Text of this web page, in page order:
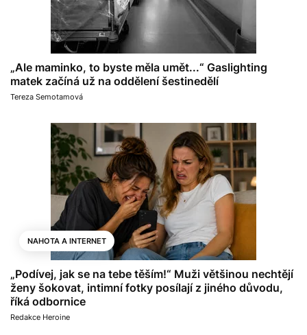
„Ale maminko, to byste měla umět...“ Gaslighting
matek začíná už na oddělení šestinedělí
Tereza Semotamová
NAHOTA A INTERNET
„Podívej, jak se na tebe těším!“ Muži většinou nechtějí
ženy šokovat, intimní fotky posílají z jiného důvodu,
říká odbornice
Redakce Heroine